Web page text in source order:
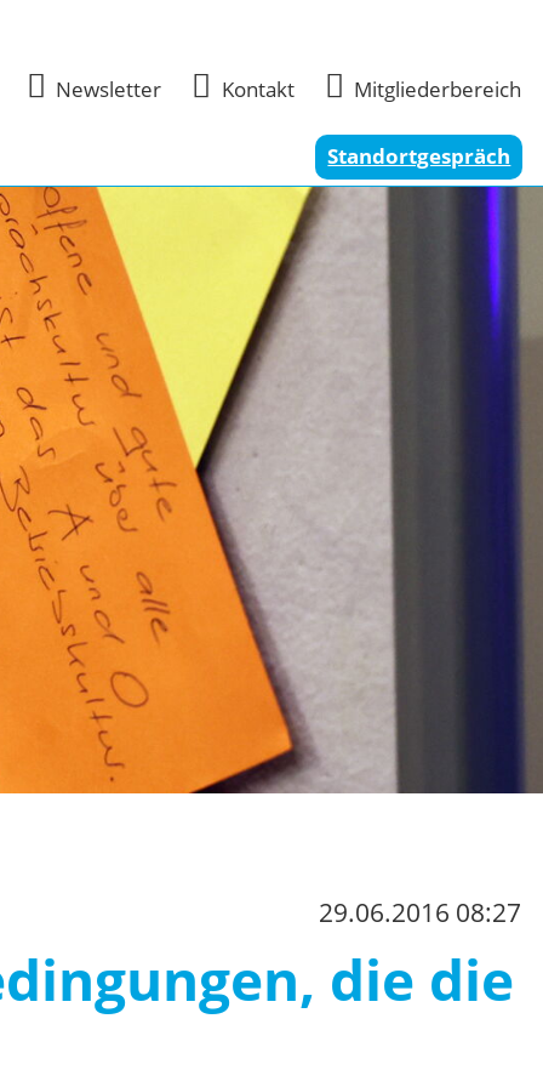
 Newsletter  Kontakt  Mitgliederbereich
Standortgespräch
29.06.2016 08:27
die die